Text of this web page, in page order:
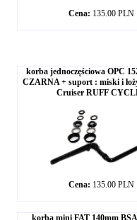
Cena: 135.00 PLN
korba jednoczęściowa OPC
CZARNA + suport : miski i
Cruiser RUFF
Cena: 135.00 PLN
korba mini FAT 140mm